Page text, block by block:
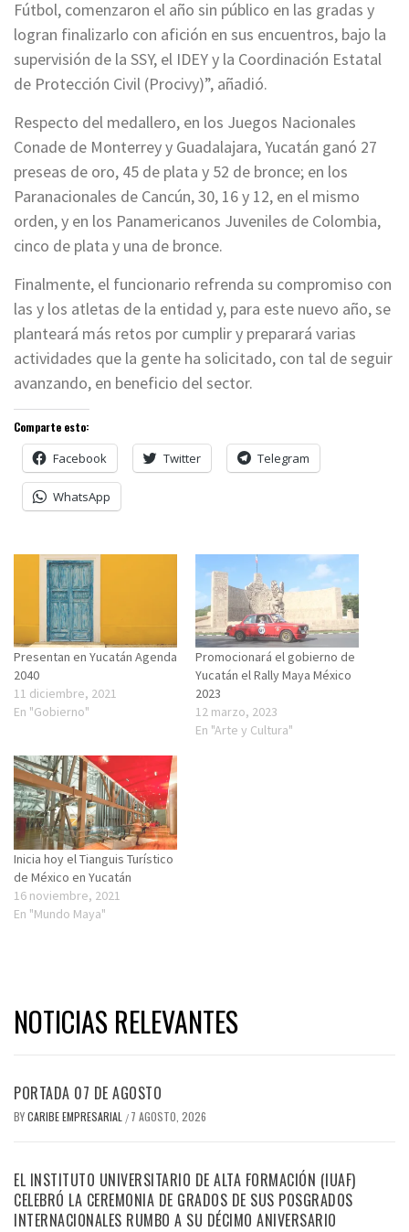
Fútbol, comenzaron el año sin público en las gradas y
logran finalizarlo con afición en sus encuentros, bajo la
supervisión de la SSY, el IDEY y la Coordinación Estatal
de Protección Civil (Procivy)”, añadió.
Respecto del medallero, en los Juegos Nacionales
Conade de Monterrey y Guadalajara, Yucatán ganó 27
preseas de oro, 45 de plata y 52 de bronce; en los
Paranacionales de Cancún, 30, 16 y 12, en el mismo
orden, y en los Panamericanos Juveniles de Colombia,
cinco de plata y una de bronce.
Finalmente, el funcionario refrenda su compromiso con
las y los atletas de la entidad y, para este nuevo año, se
planteará más retos por cumplir y preparará varias
actividades que la gente ha solicitado, con tal de seguir
avanzando, en beneficio del sector.
Comparte esto:
Facebook Twitter Telegram
WhatsApp
Presentan en Yucatán Agenda
2040
11 diciembre, 2021
En "Gobierno"
Promocionará el gobierno de
Yucatán el Rally Maya México
2023
12 marzo, 2023
En "Arte y Cultura"
Inicia hoy el Tianguis Turístico
de México en Yucatán
16 noviembre, 2021
En "Mundo Maya"
NOTICIAS RELEVANTES
PORTADA 07 DE AGOSTO
BYCARIBE EMPRESARIAL / 7 AGOSTO, 2026
EL INSTITUTO UNIVERSITARIO DE ALTA FORMACIÓN (IUAF)
CELEBRÓ LA CEREMONIA DE GRADOS DE SUS POSGRADOS
INTERNACIONALES RUMBO A SU DÉCIMO ANIVERSARIO